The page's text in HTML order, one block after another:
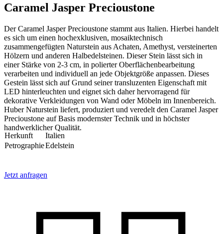
Caramel Jasper Precioustone
Der Caramel Jasper Precioustone stammt aus Italien. Hierbei handelt
es sich um einen hochexklusiven, mosaiktechnisch
zusammengefügten Naturstein aus Achaten, Amethyst, versteinerten
Hölzern und anderen Halbedelsteinen. Dieser Stein lässt sich in
einer Stärke von 2-3 cm, in polierter Oberflächenbearbeitung
verarbeiten und individuell an jede Objektgröße anpassen. Dieses
Gestein lässt sich auf Grund seiner transluzenten Eigenschaft mit
LED hinterleuchten und eignet sich daher hervorragend für
dekorative Verkleidungen von Wand oder Möbeln im Innenbereich.
Huber Naturstein liefert, produziert und veredelt den Caramel Jasper
Precioustone auf Basis modernster Technik und in höchster
handwerklicher Qualität.
Herkunft
Italien
PetrographieEdelstein
Jetzt anfragen